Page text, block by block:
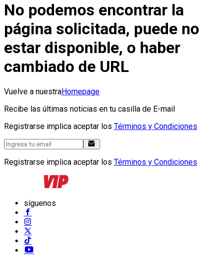
No podemos encontrar la
página solicitada, puede no
estar disponible, o haber
cambiado de URL
Vuelve a nuestraHomepage
Recibe las últimas noticias en tu casilla de E-mail
Registrarse implica aceptar los Términos y Condiciones
Registrarse implica aceptar los Términos y Condiciones
síguenos